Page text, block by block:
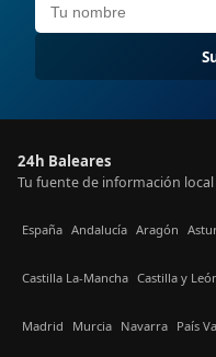
24h Baleares
Tu fuente de información
España Andalucía Aragón
Castilla La-Mancha Castilla y
Madrid Murcia Navarra País